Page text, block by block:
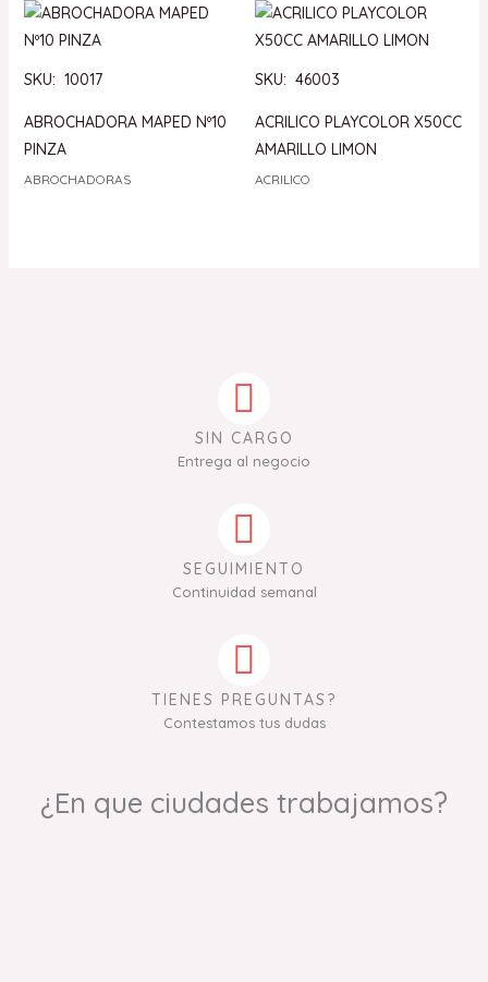
SKU: 10017
ABROCHADORA MAPED Nº10
PINZA
ABROCHADORAS
SKU: 46003
ACRILICO PLAYCOLOR X50CC
AMARILLO LIMON
ACRILICO
SIN CARGO
Entrega al negocio
SEGUIMIENTO
Continuidad semanal
TIENES PREGUNTAS?
Contestamos tus dudas
¿En que ciudades trabajamos?